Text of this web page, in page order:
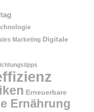
Marketing Digitale
Erneuerbare
Ernährung